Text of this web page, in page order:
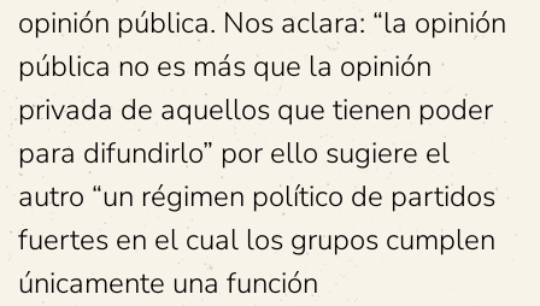
opinión pública. Nos aclara: “la opinión
pública no es más que la opinión
privada de aquellos que tienen poder
para difundirlo” por ello sugiere el
autro “un régimen político de partidos
fuertes en el cual los grupos cumplen
únicamente una función